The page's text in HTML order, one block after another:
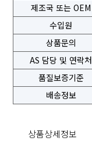
제조국 또는 OEM
수입원
상품문의
AS 담당 및 연락처
품질보증기준
배송정보
상품상세정보